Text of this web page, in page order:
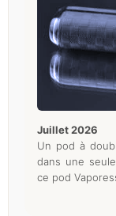
juillet 2026
Un pod à
dans une
ce pod